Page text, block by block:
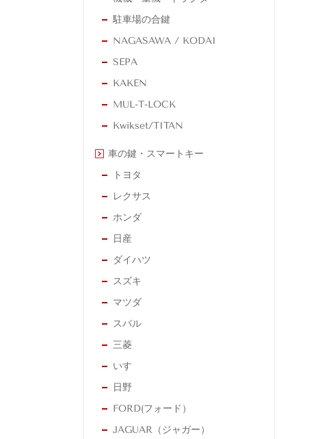
駐車場の合鍵
NAGASAWA / KODAI
SEPA
KAKEN
MUL-T-LOCK
Kwikset/TITAN
車の鍵・スマートキー
トヨタ
レクサス
ホンダ
日産
ダイハツ
スズキ
マツダ
スバル
三菱
いすゞ
日野
FORD(フォード）
JAGUAR（ジャガー）